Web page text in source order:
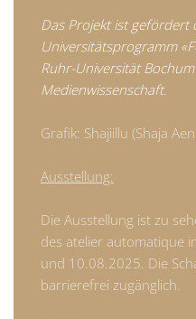
Das Projekt ist gefördert
Universitätsprogramm
Ruhr-Universität
Medienwissenschaft.
Grafik: Shajiillu (Shaja
Ausstellung:
Die Ausstellung ist zu
des atelier automatique
und 10.08.2025. Die
barrierefrei zugänglich.